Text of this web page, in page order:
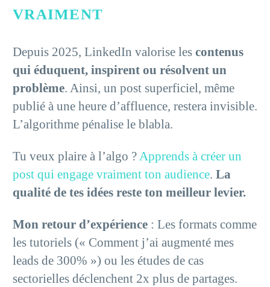
VRAIMENT
Depuis 2025, LinkedIn valorise les contenus
qui éduquent, inspirent ou résolvent un
problème. Ainsi, un post superficiel, même
publié à une heure d’affluence, restera invisible.
L’algorithme pénalise le blabla.
Tu veux plaire à l’algo ?Apprends à créer un
post qui engage vraiment ton audience. La
qualité de tes idées reste ton meilleur levier.
Mon retour d’expérience : Les formats comme
les tutoriels (« Comment j’ai augmenté mes
leads de 300% ») ou les études de cas
sectorielles déclenchent 2x plus de partages.